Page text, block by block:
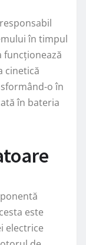
în timpul
funcționează
cinetică
o în
în bateria
este
electrice